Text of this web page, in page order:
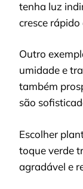
tenha luz
cresce
Outro
umidade e
também
são
Escolher
toque verde
agradável e